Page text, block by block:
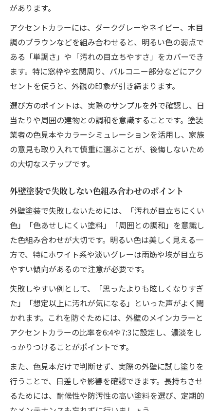
があります。
アクセントカラーには、ダークグレーやネイビー、木目
調のブラウンなどを組み合わせると、明るい色の弱点で
ある「単調さ」や「汚れの目立ちやすさ」をカバーでき
ます。特に窓枠や玄関周り、バルコニー部分などにアク
セントを使うと、外観の印象が引き締まります。
選び方のポイントは、実際のサンプルを外で確認し、日
当たりや周囲の建物との調和を意識することです。塗装
業者の色見本やカラーシミュレーションを活用し、家族
の意見も取り入れて慎重に選ぶことが、後悔しないため
の大切なステップです。
外壁塗装で失敗しない色組み合わせのポイント
外壁塗装で失敗しないためには、「汚れが目立ちにくい
色」「色あせしにくい塗料」「周囲との調和」を意識し
た色組み合わせが大切です。明るい色は美しく見える一
方で、特にホワイト系や淡いグレーは雨筋や埃が目立ち
やすい傾向があるので注意が必要です。
失敗しやすい例として、「思ったよりも眩しくなりすぎ
た」「想定以上に汚れが気になる」といった声がよく聞
かれます。これを防ぐためには、外壁のメインカラーと
アクセントカラーの比率を6:4や7:3に設定し、濃淡をし
っかりつけることがポイントです。
また、色見本だけで判断せず、実際の外壁に試し塗りを
行うことで、日差しや影響を確認できます。長持ちさせ
るためには、耐候性や防汚性の高い塗料を選び、定期的